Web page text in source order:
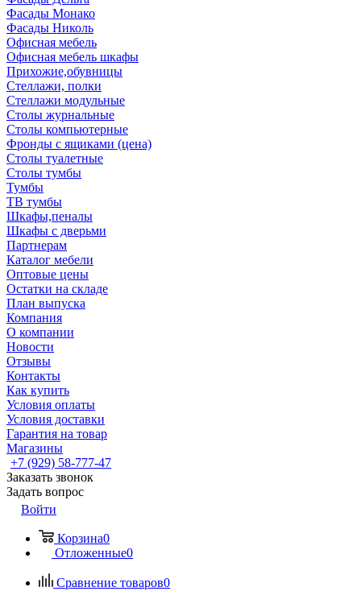
Фасады Монако
Фасады Николь
Офисная мебель
Офисная мебель шкафы
Прихожие,обувницы
Стеллажи, полки
Стеллажи модульные
Столы журнальные
Столы компьютерные
Фронды с ящиками (цена)
Столы туалетные
Столы тумбы
Тумбы
ТВ тумбы
Шкафы,пеналы
Шкафы с дверьми
Партнерам
Каталог мебели
Оптовые цены
Остатки на складе
План выпуска
Компания
О компании
Новости
Отзывы
Контакты
Как купить
Условия оплаты
Условия доставки
Гарантия на товар
Магазины
+7 (929) 58-777-47
Заказать звонок
Задать вопрос
Войти
Корзина0
Отложенные0
Сравнение товаров0